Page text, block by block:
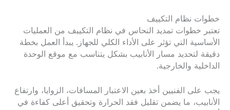
خطوات نظام التكييف
تعتبر خطوات تمديد النحاس في نظام التكييف من العمليات
الأساسية التي تؤثر على الأداء الكلي للجهاز. يبدأ العمل بخطة
دقيقة لتحديد مسار الأنابيب بشكل يتناسب مع موقع الوحدة
الداخلية والخارجية.
يجب على الفنيين أخذ بعين الاعتبار المسافات، الزوايا، وارتفاع
الأنابيب، ما يضمن تقليل فقد الحرارة وتحقيق أعلى كفاءة في